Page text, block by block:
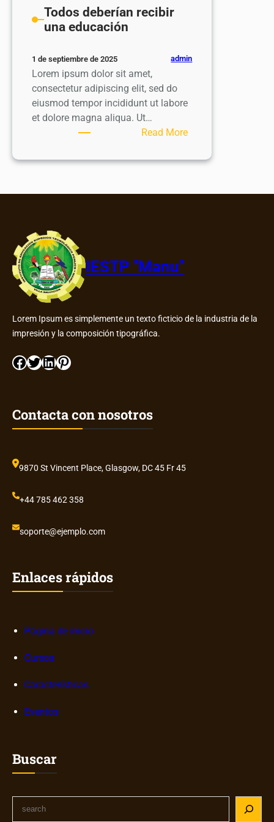
Todos deberían recibir
una educación
1 de septiembre de 2025 admin
Lorem ipsum dolor sit amet,
consectetur adipiscing elit, sed do
eiusmod tempor incididunt ut labore
et dolore magna aliqua. Ut…
Read More:
deberían
IESTP "Manu"
Lorem Ipsum es simplemente un texto ficticio de la industria de la
impresión y la composición tipográfica.
Facebook Twitter LinkedIn Pinterest
Contacta con nosotros
9870 St Vincent Place, Glasgow, DC 45 Fr 45
+44 785 462 358
soporte@ejemplo.com
Enlaces rápidos
Página de inicio
Cursos
Características
Eventos
Buscar